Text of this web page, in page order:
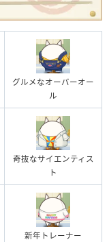
グルメなオーバーオー
ル
奇抜なサイエンティス
ト
新年トレーナー